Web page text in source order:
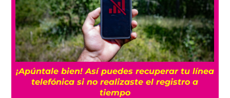
¡Apúntale bien! Así puedes recuperar tu línea
telefónica si no realizaste el registro a
tiempo